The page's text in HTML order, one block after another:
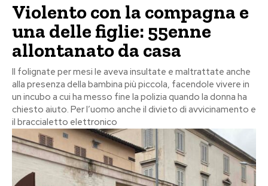
Violento con la compagna e
una delle figlie: 55enne
allontanato da casa
Il folignate per mesi le aveva insultate e maltrattate anche
alla presenza della bambina più piccola, facendole vivere in
un incubo a cui ha messo fine la polizia quando la donna ha
chiesto aiuto. Per l’uomo anche il divieto di avvicinamento e
il braccialetto elettronico